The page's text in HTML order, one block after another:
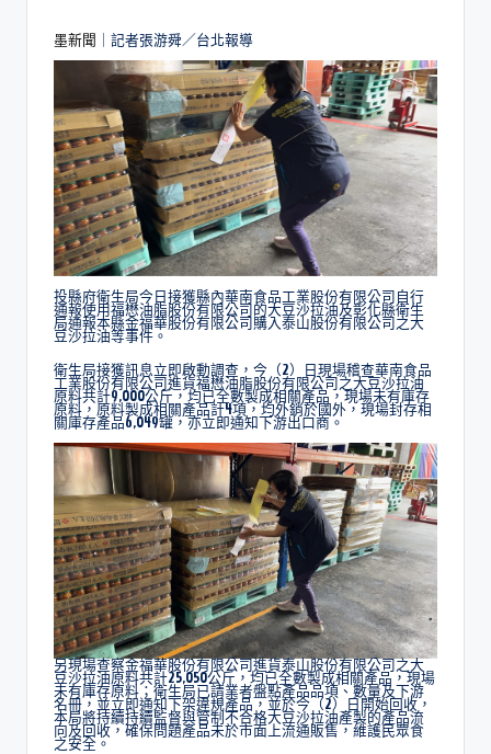
墨新聞 ｜記者張游舜／台北報導
投縣府衛生局今日接獲縣內華南食品工業股份有限公司自行
通報使用福懋油脂股份有限公司的大豆沙拉油及彰化縣衛生
局通報本縣金福華股份有限公司購入泰山股份有限公司之大
豆沙拉油等事件。
衛生局接獲訊息立即啟動調查，今（2）日現場稽查華南食品
工業股份有限公司進貨福懋油脂股份有限公司之大豆沙拉油
原料共計9,000公斤，均已全數製成相關產品，現場未有庫存
原料，原料製成相關產品計4項，均外銷於國外，現場封存相
關庫存產品6,049罐，亦立即通知下游出口商。
另現場查察金福華股份有限公司進貨泰山股份有限公司之大
豆沙拉油原料共計25,050公斤，均已全數製成相關產品，現場
未有庫存原料；衛生局已請業者盤點產品品項、數量及下游
名冊，並立即通知下架違規產品，並於今（2）日開始回收，
本局將持續持續監督與管制不合格大豆沙拉油產製的產品流
向及回收，確保問題產品未於市面上流通販售，維護民眾食
之安全。